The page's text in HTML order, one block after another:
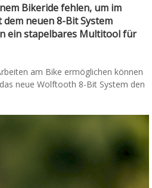
Bikeride fehlen, um im
neuen 8-Bit System
ein stapelbares Multitool für
am Bike ermöglichen können
neue Wolftooth 8-Bit System den